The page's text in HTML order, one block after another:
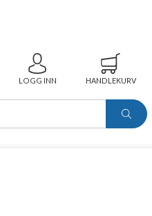
LOGG INN HANDLEKURV